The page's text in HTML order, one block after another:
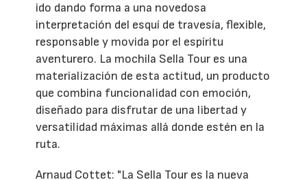
ido dando forma a una novedosa
interpretación del esquí de travesía, flexible,
responsable y movida por el espíritu
aventurero. La mochila Sella Tour es una
materialización de esta actitud, un producto
que combina funcionalidad con emoción,
diseñado para disfrutar de una libertad y
versatilidad máximas allá donde estén en la
ruta.
Arnaud Cottet: "La Sella Tour es la nueva